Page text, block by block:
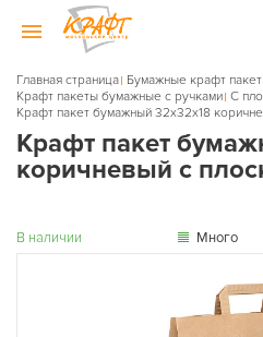
Главная страница Бумажные крафт
Крафт пакеты бумажные с ручками С
Крафт пакет бумажный 32х32х18
Крафт пакет
коричневый с
В наличии Много